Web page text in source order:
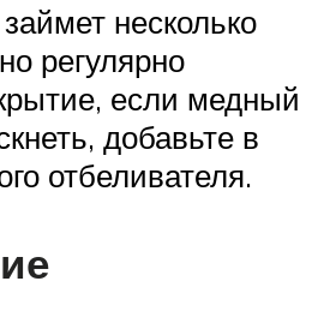
несколько
регулярно
если медный
добавьте в
отбеливателя.